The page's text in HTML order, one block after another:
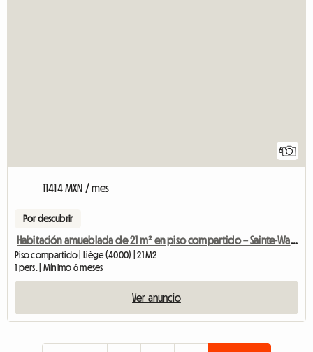
6
11414 MXN / mes
Por descubrir
Habitación amueblada de 21 m² en piso compartido – Sainte-Walburge (Lieja)
Piso compartido | Liège (4000) | 21 M2
1 pers. | Mínimo 6 meses
Ver anuncio